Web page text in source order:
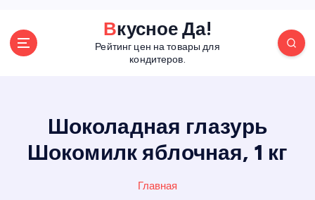
Вкусное Да!
Рейтинг цен на товары для
кондитеров.
Шоколадная глазурь
Шокомилк яблочная, 1 кг
Главная